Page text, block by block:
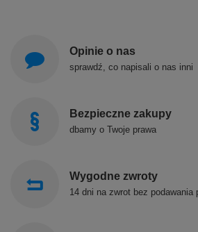
Opinie o nas
sprawdź, co napisali o nas inni
Bezpieczne zakupy
dbamy o Twoje prawa
Wygodne zwroty
14 dni na zwrot bez podawania